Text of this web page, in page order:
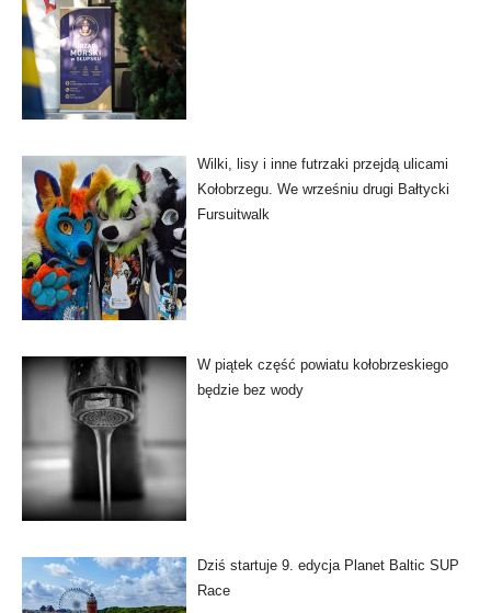
Wilki, lisy i inne futrzaki przejdą ulicami
Kołobrzegu. We wrześniu drugi Bałtycki
Fursuitwalk
W piątek część powiatu kołobrzeskiego
będzie bez wody
Dziś startuje 9. edycja Planet Baltic SUP
Race